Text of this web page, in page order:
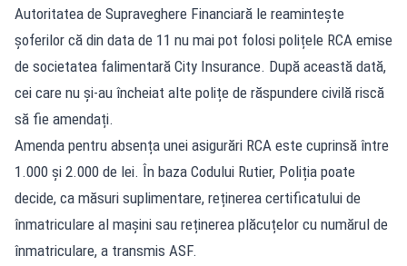
Autoritatea de Supraveghere Financiară le reamintește
șoferilor că din data de 11 nu mai pot folosi polițele RCA emise
de societatea falimentară City Insurance. După această dată,
cei care nu și-au încheiat alte polițe de răspundere civilă riscă
să fie amendați.
Amenda pentru absența unei asigurări RCA este cuprinsă între
1.000 și 2.000 de lei. În baza Codului Rutier, Poliția poate
decide, ca măsuri suplimentare, reținerea certificatului de
înmatriculare al mașini sau reținerea plăcuțelor cu numărul de
înmatriculare, a transmis ASF.